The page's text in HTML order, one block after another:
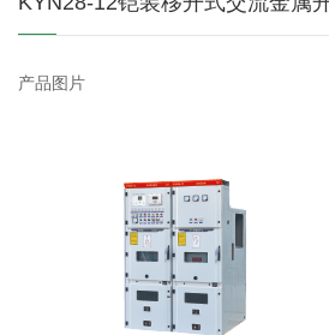
产品图片